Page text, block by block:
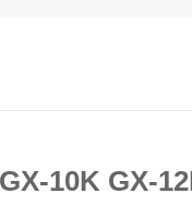
10K GX-